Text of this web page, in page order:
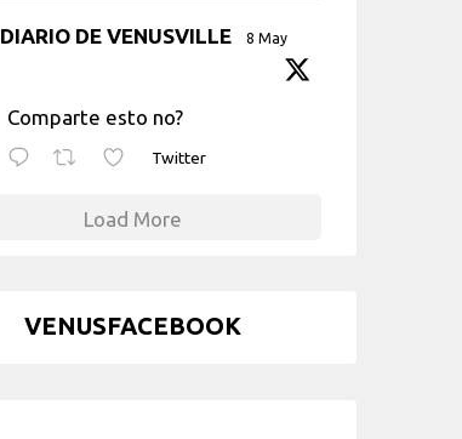
DIARIO DE VENUSVILLE 8 May
Comparte esto no?
Twitter
Load More
VENUSFACEBOOK